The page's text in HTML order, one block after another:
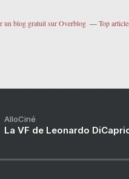
un blog gratuit sur Overblog Top
AlloCiné
La VF de Leonardo